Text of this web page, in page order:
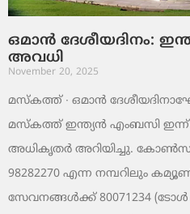
ഒമാൻ ദേശീയദിനം:
അവധി
November 20, 2025
മസ്‌കത്ത് ∙ ഒമാൻ
മസ്‌കത്ത് ഇന്ത്യൻ എംബസി ഇന്ന്
അധികൃതർ അറിയിച്ചു.
98282270 എന്ന നമ്പറിലും
സേവനങ്ങൾക്ക് 80071234 (ടോൾ